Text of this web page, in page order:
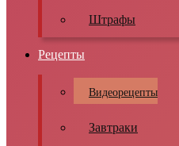
Штрафы
Рецепты
Видеорецепты
Завтраки